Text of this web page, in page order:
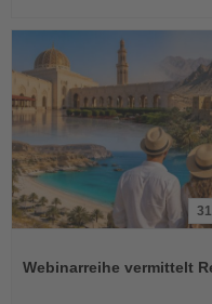
die
Webinarreihe vermittelt